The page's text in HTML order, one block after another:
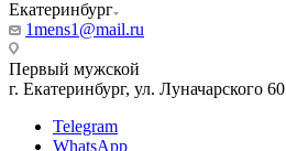
Екатеринбург
1mens1@mail.ru
Первый мужской
г. Екатеринбург, ул. Луначарского 60
Telegram
WhatsApp